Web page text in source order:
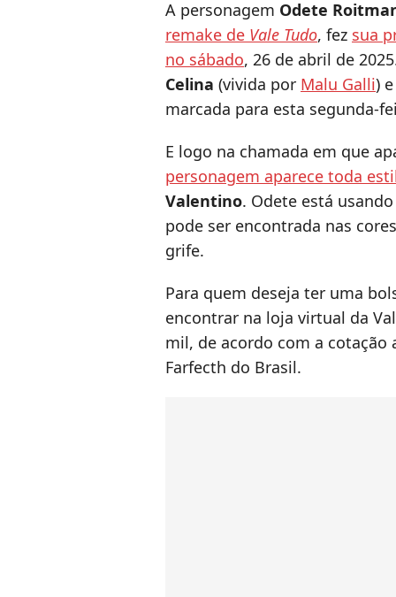
​A personagem Odete
remake de Vale Tudo, fez sua
no sábado, 26 de abril de
Celina (vivida por Malu Galli)
marcada para esta segunda-
E logo na chamada em que
personagem aparece toda
Valentino. Odete está
pode ser encontrada nas
grife.
Para quem deseja ter uma
encontrar na loja virtual da
mil, de acordo com a
Farfecth do Brasil.